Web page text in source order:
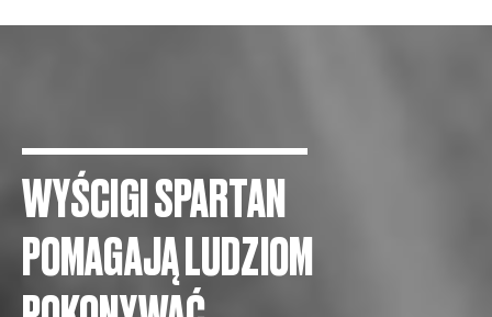
WYŚCIGI SPARTAN
POMAGAJĄ LUDZIOM